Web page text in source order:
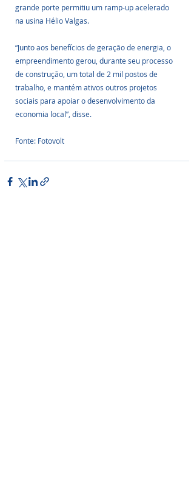
grande porte permitiu um ramp-up acelerado
na usina Hélio Valgas.
“Junto aos benefícios de geração de energia, o
empreendimento gerou, durante seu processo
de construção, um total de 2 mil postos de
trabalho, e mantém ativos outros projetos
sociais para apoiar o desenvolvimento da
economia local”, disse.
Fonte: Fotovolt